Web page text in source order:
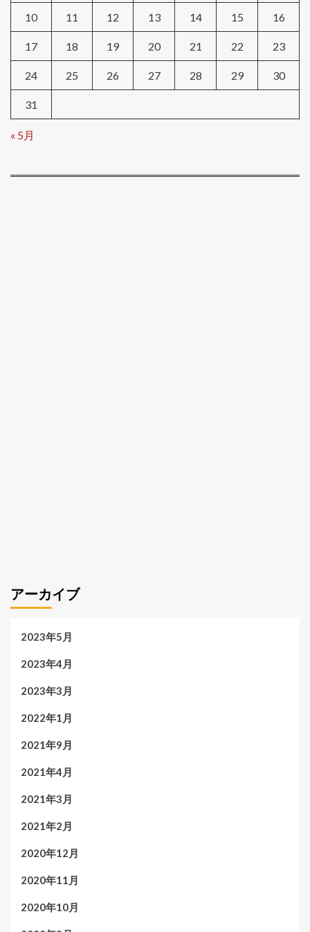
10 11 12 13 14 15 16
17 18 19 20 21 22 23
24 25 26 27 28 29 30
31
« 5月
アーカイブ
2023年5月
2023年4月
2023年3月
2022年1月
2021年9月
2021年4月
2021年3月
2021年2月
2020年12月
2020年11月
2020年10月